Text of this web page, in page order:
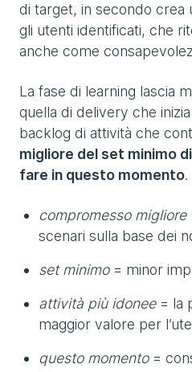
di target, in secondo crea
gli utenti identificati, che
anche come
La fase di learning lascia
quella di delivery che
backlog di attività che
migliore del set minimo
fare in questo momento.
compromesso migliore
scenari sulla base dei
set minimo= minor
attività più idonee= la
maggior valore per
questo momento=